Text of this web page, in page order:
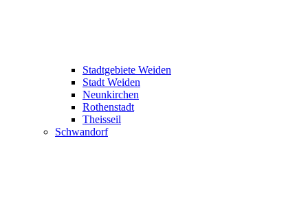
Stadtgebiete Weiden
Stadt Weiden
Neunkirchen
Rothenstadt
Theisseil
Schwandorf